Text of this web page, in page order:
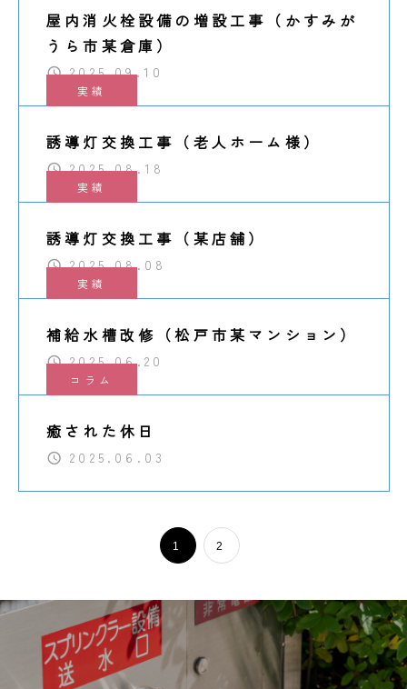
屋内消火栓設備の増設工事（かすみが
うら市某倉庫）
2025.09.10
実績
誘導灯交換工事（老人ホーム様）
2025.08.18
実績
誘導灯交換工事（某店舗）
2025.08.08
実績
補給水槽改修（松戸市某マンション）
2025.06.20
コラム
癒された休日
2025.06.03
1 2